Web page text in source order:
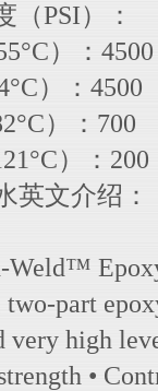
（PSI）：
）：4500
）：4500
）：700
）：200
英文介绍：
part
very high
•